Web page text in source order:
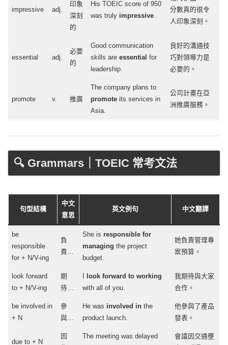
impressive adj
印象
深刻
的
HisTOEIC score of 950
wastruly impressive
分數真的很令
人印象深刻。
essential adj
必要
的
Good communication
skills areessential for
leadership
良好的溝通技
巧對領導力是
必要的。
promote v. 推廣
Thecompany plans to
promote itsservices in
Asia
公司計畫在亞
洲推廣服務。
🔍 Grammars｜TOEIC 常考文法
句型結構
中文
意思
英文例句 中文翻譯
be
responsible
for + N/V-ing
負
責…
She is responsible for
managing theproject
budget
她負責管理專
案預算。
look forward
to + N/V-ing
期
待…
look forward toworking
withall of you.
我期待與大家
合作。
beinvolved in
+ N
參
與…
He was involved in the
product launch
他參與了產品
發表。
due to + N
因
The meeting wasdelayed
會議因交通壅